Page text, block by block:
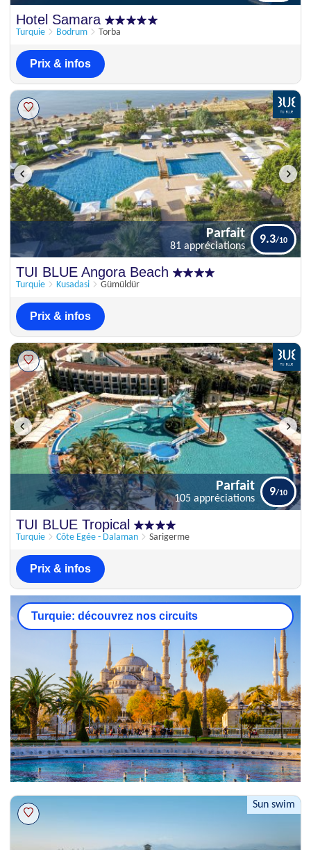
Hotel Samara
Turquie Bodrum Torba
Prix & infos
Parfait
TUI BLUE Angora Beach
Turquie Kusadasi Gümüldür
Parfait
81 appréciations
9.3
Prix & infos
105 appréciations
TUI BLUE Tropical
Turquie Côte Egée - Dalaman Sarigerme
Parfait
105 appréciations
9
Prix & infos
Turquie: découvrez nos circuits
Sun swim